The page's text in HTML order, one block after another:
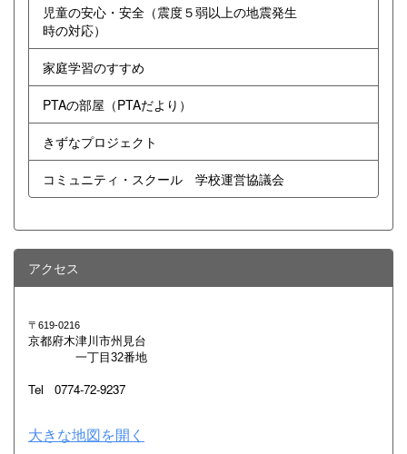
児童の安心・安全（震度５弱以上の地震発生
時の対応）
家庭学習のすすめ
PTAの部屋（PTAだより）
きずなプロジェクト
コミュニティ・スクール 学校運営協議会
アクセス
〒619-0216
京都府木津川市州見台
一丁目32番地
Tel 0774-72-9237
大きな地図を開く